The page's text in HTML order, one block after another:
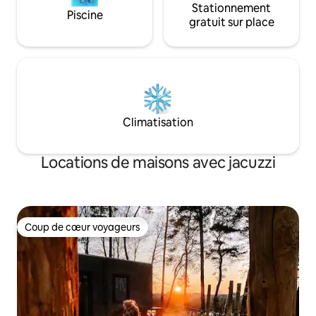
Piscine
Stationnement
gratuit sur place
Climatisation
Locations de maisons avec jacuzzi
Coup de cœur voyageurs
Coup de cœur voyageurs